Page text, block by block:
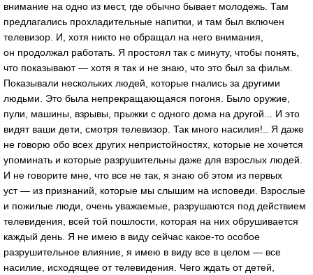
внимание на одно из мест, где обычно бывает молодежь. Там
предлагались прохладительные напитки, и там был включен
телевизор. И, хотя никто не обращал на него внимания,
он продолжал работать. Я простоял так с минуту, чтобы понять,
что показывают — хотя я так и не знаю, что это был за фильм.
Показывали нескольких людей, которые гнались за другими
людьми. Это была непрекращающаяся погоня. Было оружие,
пули, машины, взрывы, прыжки с одного дома на другой... И это
видят ваши дети, смотря телевизор. Так много насилия!.. Я даже
не говорю обо всех других непристойностях, которые не хочется
упоминать и которые разрушительны даже для взрослых людей.
И не говорите мне, что все не так, я знаю об этом из первых
уст — из признаний, которые мы слышим на исповеди. Взрослые
и пожилые люди, очень уважаемые, разрушаются под действием
телевидения, всей той пошлости, которая на них обрушивается
каждый день. Я не имею в виду сейчас какое-то особое
разрушительное влияние, я имею в виду все в целом — все
насилие, исходящее от телевидения. Чего ждать от детей,